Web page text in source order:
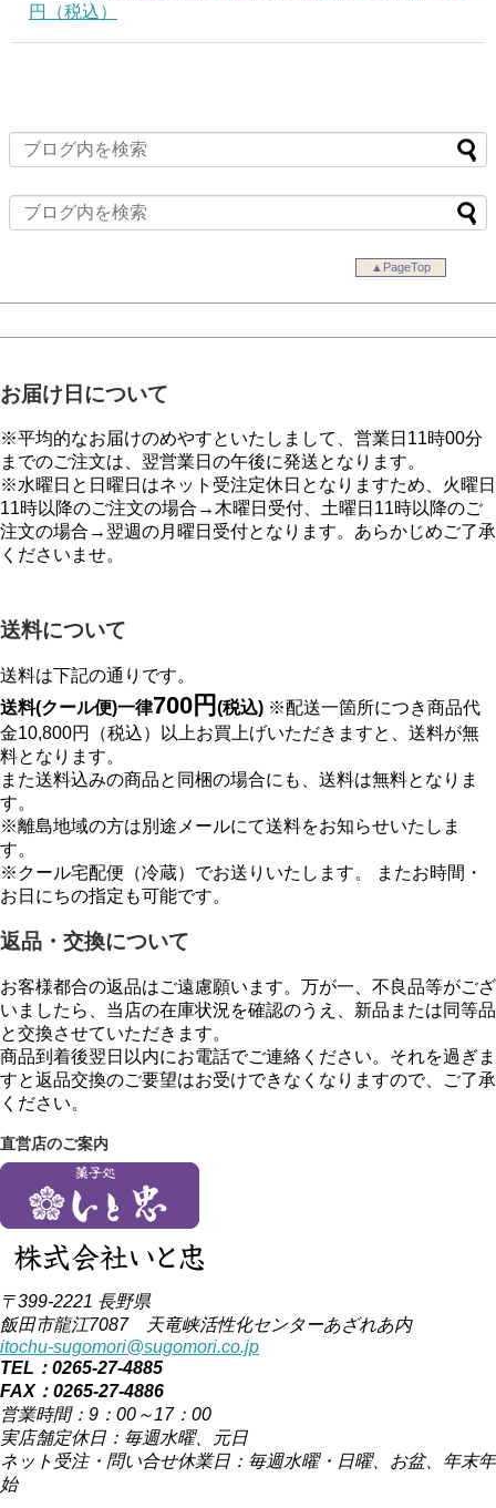
円（税込）
▲PageTop
お届け日について
※平均的なお届けのめやすといたしまして、営業日11時00分
までのご注文は、翌営業日の午後に発送となります。
※水曜日と日曜日はネット受注定休日となりますため、火曜日
11時以降のご注文の場合→木曜日受付、土曜日11時以降のご
注文の場合→翌週の月曜日受付となります。あらかじめご了承
くださいませ。
送料について
送料は下記の通りです。
送料(クール便)一律700円 (税込) ※配送一箇所につき商品代
金10,800円（税込）以上お買上げいただきますと、送料が無
料となります。
また送料込みの商品と同梱の場合にも、送料は無料となりま
す。
※離島地域の方は別途メールにて送料をお知らせいたしま
す。
※クール宅配便（冷蔵）でお送りいたします。 またお時間・
お日にちの指定も可能です。
返品・交換について
お客様都合の返品はご遠慮願います。万が一、不良品等がござ
いましたら、当店の在庫状況を確認のうえ、新品または同等品
と交換させていただきます。
商品到着後翌日以内にお電話でご連絡ください。それを過ぎま
すと返品交換のご要望はお受けできなくなりますので、ご了承
ください。
直営店のご案内
〒399-2221 長野県
飯田市龍江7087 天竜峡活性化センターあざれあ内
itochu-sugomori@sugomori.co.jp
TEL：0265-27-4885
FAX：0265-27-4886
営業時間：9：00～17：00
実店舗定休日：毎週水曜、元日
ネット受注・問い合せ休業日：毎週水曜・日曜、お盆、年末年
始